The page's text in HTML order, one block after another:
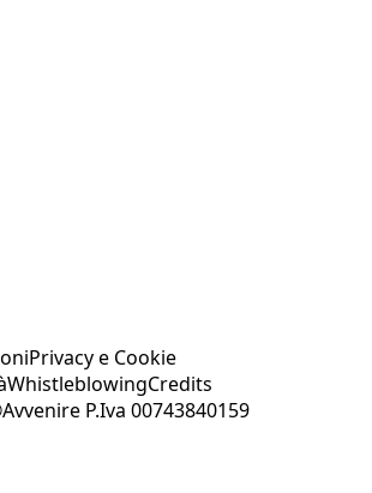
Privacy e Cookie
WhistleblowingCredits
P.Iva 00743840159